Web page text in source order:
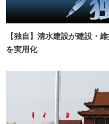
【独自】清水建設が建設・
を実用化